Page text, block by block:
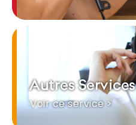
Autres Services
Voir ce service >